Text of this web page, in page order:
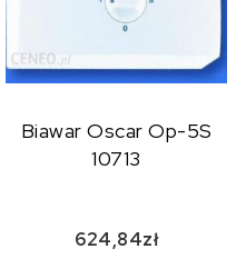
Biawar Oscar Op-5S
10713
624,84zł